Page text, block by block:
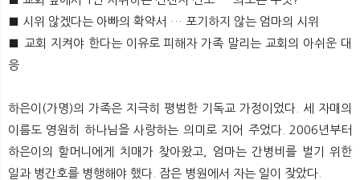
뉴 색
■ 시위 않겠다는 아빠의 확약서 … 포기하지 않는 엄마의 시위
■ 교회 지켜야 한다는 이유로 피해자 가족 말리는 교회의 아쉬운 대
응
하은이(가명)의 가족은 지극히 평범한 기독교 가정이었다. 세 자매의
이름도 영원히 하나님을 사랑하는 의미로 지어 주었다. 2006년부터
하은이의 할머니에게 치매가 찾아왔고, 엄마는 간병비를 벌기 위한
일과 병간호를 병행해야 했다. 잠은 병원에서 자는 일이 잦았다.